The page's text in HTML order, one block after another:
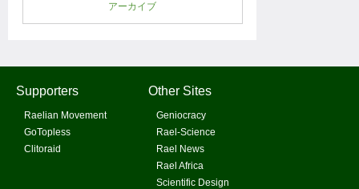
アーカイブ
Supporters
Raelian Movement
GoTopless
Clitoraid
Other Sites
Geniocracy
Rael-Science
Rael News
Rael Africa
Scientific Design